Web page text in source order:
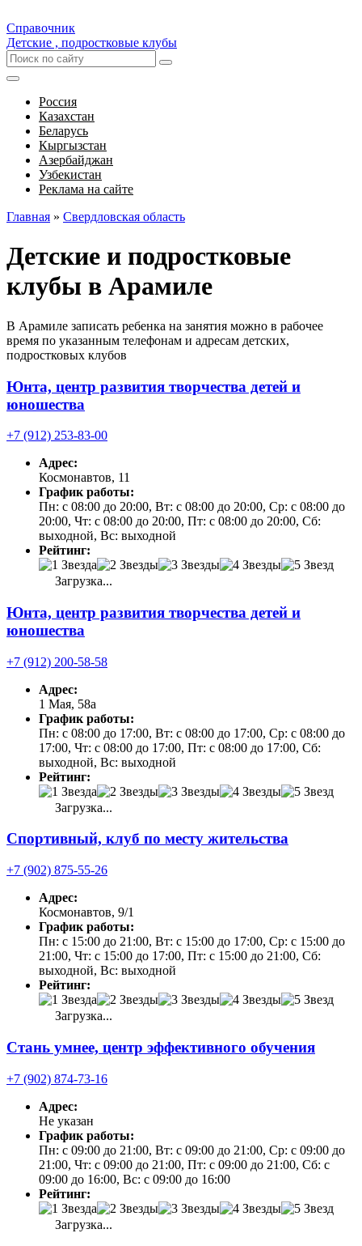
Справочник
Детские , подростковые клубы
Россия
Казахстан
Беларусь
Кыргызстан
Азербайджан
Узбекистан
Реклама на сайте
Главная » Свердловская область
Детские и подростковые
клубы в Арамиле
В Арамиле записать ребенка на занятия можно в рабочее
время по указанным телефонам и адресам детских,
подростковых клубов
Юнта, центр развития творчества детей и
юношества
+7 (912) 253-83-00
Адрес:
Космонавтов, 11
График работы:
Пн: с 08:00 до 20:00, Вт: с 08:00 до 20:00, Ср: с 08:00 до
20:00, Чт: с 08:00 до 20:00, Пт: с 08:00 до 20:00, Сб:
выходной, Вс: выходной
Рейтинг:
Загрузка...
Юнта, центр развития творчества детей и
юношества
+7 (912) 200-58-58
Адрес:
1 Мая, 58а
График работы:
Пн: с 08:00 до 17:00, Вт: с 08:00 до 17:00, Ср: с 08:00 до
17:00, Чт: с 08:00 до 17:00, Пт: с 08:00 до 17:00, Сб:
выходной, Вс: выходной
Рейтинг:
Загрузка...
Спортивный, клуб по месту жительства
+7 (902) 875-55-26
Адрес:
Космонавтов, 9/1
График работы:
Пн: с 15:00 до 21:00, Вт: с 15:00 до 17:00, Ср: с 15:00 до
21:00, Чт: с 15:00 до 17:00, Пт: с 15:00 до 21:00, Сб:
выходной, Вс: выходной
Рейтинг:
Загрузка...
Стань умнее, центр эффективного обучения
+7 (902) 874-73-16
Адрес:
Не указан
График работы:
Пн: с 09:00 до 21:00, Вт: с 09:00 до 21:00, Ср: с 09:00 до
21:00, Чт: с 09:00 до 21:00, Пт: с 09:00 до 21:00, Сб: с
09:00 до 16:00, Вс: с 09:00 до 16:00
Рейтинг:
Загрузка...